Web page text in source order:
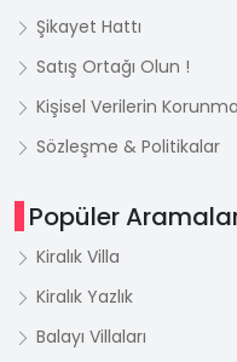
Şikayet Hattı
Satış Ortağı Olun !
Kişisel Verilerin
Sözleşme & Politikalar
Popüler
Kiralık Villa
Kiralık Yazlık
Balayı Villaları